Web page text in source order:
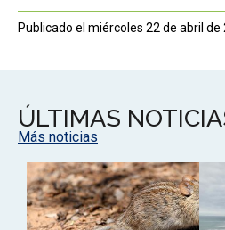
Publicado el miércoles 22 de abril de
ÚLTIMAS
Más noticias